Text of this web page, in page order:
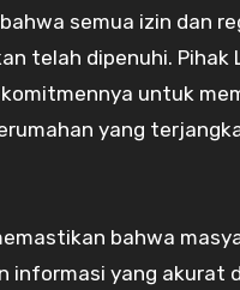
semua izin dan
telah dipenuhi. Pihak
untuk
yang
bahwa
informasi yang akurat